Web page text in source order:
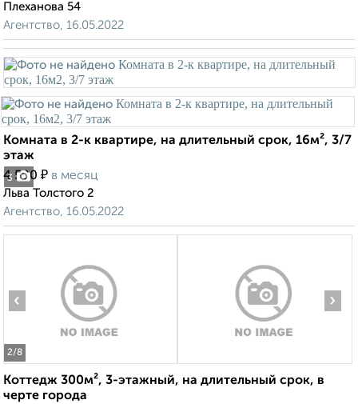
Плеханова 54
Агентство, 16.05.2022
3
Комната в 2-к квартире, на длительный срок, 16м², 3/7
этаж
4 500 ₽ в месяц
Льва Толстого 2
Агентство, 16.05.2022
2/8
‹ ›
Коттедж 300м², 3-этажный, на длительный срок, в
черте города